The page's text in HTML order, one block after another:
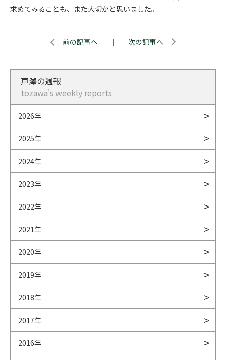
求めてみることも、また大切かと思いました。
前の記事へ ｜ 次の記事へ
戸澤の週報
tozawa's weekly reports
2026年
2025年
2024年
2023年
2022年
2021年
2020年
2019年
2018年
2017年
2016年